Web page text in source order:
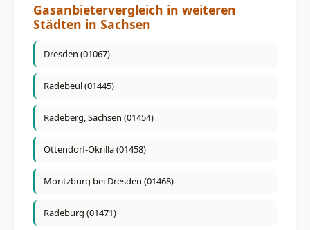
Gasanbietervergleich in weiteren
Städten in Sachsen
Dresden (01067)
Radebeul (01445)
Radeberg, Sachsen (01454)
Ottendorf-Okrilla (01458)
Moritzburg bei Dresden (01468)
Radeburg (01471)